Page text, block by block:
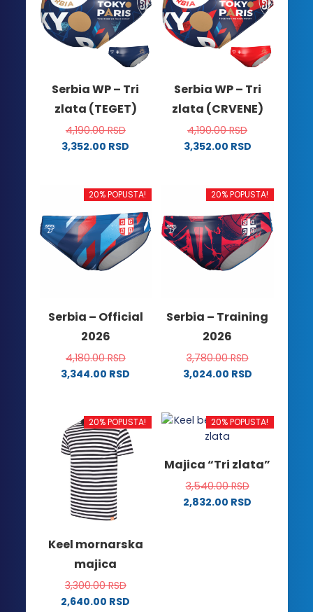
Serbia WP – Tri
zlata (TEGET)
4,190.00RSD
3,352.00 RSD
ima
varijanti.
Opcije
mogu
biti
stranici
proizvoda.
Serbia WP – Tri
zlata (CRVENE)
4,190.00RSD
3,352.00 RSD
ima
varijanti.
Opcije
mogu
biti
stranici
proizvoda.
20% POPUSTA!
Serbia – Official
2026
4,180.00RSD
3,344.00 RSD
ima
više
varijanti.
Opcije
mogu
biti
izabrane
stranici
proizvoda.
20% POPUSTA!
Serbia – Training
2026
3,780.00RSD
3,024.00 RSD
ima
više
Opcije
mogu
biti
20% POPUSTA!
Keel mornarska
majica
3,300.00RSD
2,640.00 RSD
20% POPUSTA!
Majica “Tri zlata”
3,540.00RSD
2,832.00 RSD